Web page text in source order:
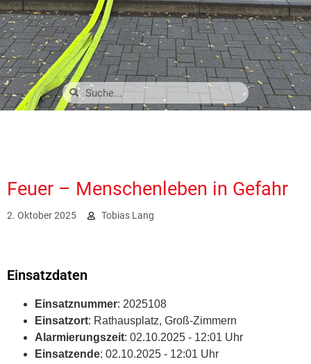
Feuer – Menschenleben in Gefahr
2. Oktober 2025 Tobias Lang
Einsatzdaten
Einsatznummer: 2025108
Einsatzort: Rathausplatz, Groß-Zimmern
Alarmierungszeit: 02.10.2025 - 12:01 Uhr
Einsatzende: 02.10.2025 - 12:01 Uhr